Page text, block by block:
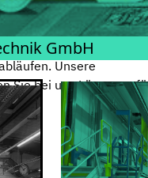
GmbH
Unternehmens basiert
in der Zusammenarbeit
Unsere
Sie bei uns Lösungen